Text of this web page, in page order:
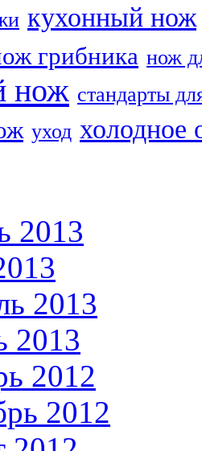
кухонный нож
грибника нож
нож стандарты
уход холодное
2013
2013
2013
2012
2012